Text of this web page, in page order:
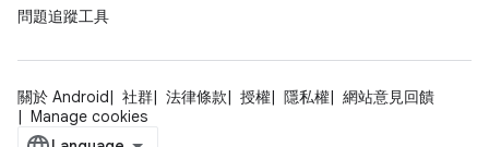
問題追蹤工具
關於 Android 社群 法律條款 授權 隱私權
網站意見回饋
Manage cookies